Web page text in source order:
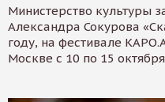
Министерство культуры
Александра Сокурова
году, на фестивале
Москве с 10 по 15 октября